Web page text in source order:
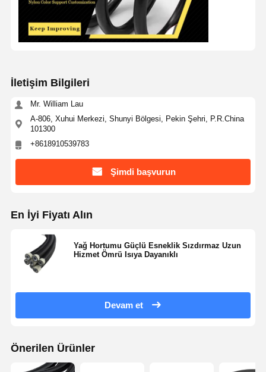
İletişim Bilgileri
Mr. William Lau
A-806, Xuhui Merkezi, Shunyi Bölgesi, Pekin Şehri, P.R.China
101300
+8618910539783
Şimdi başvurun
En İyi Fiyatı Alın
Yağ Hortumu Güçlü Esneklik Sızdırmaz Uzun
Hizmet Ömrü Isıya Dayanıklı
Devam et
Önerilen Ürünler